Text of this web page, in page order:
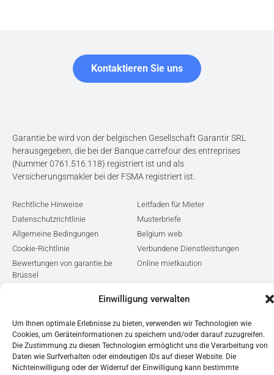
Einwilligung verwalten
Um Ihnen optimale Erlebnisse zu bieten, verwenden wir Technologien wie
Cookies, um Geräteinformationen zu speichern und/oder darauf zuzugreifen.
Die Zustimmung zu diesen Technologien ermöglicht uns die Verarbeitung von
Daten wie Surfverhalten oder eindeutigen IDs auf dieser Website. Die
Nichteinwilligung oder der Widerruf der Einwilligung kann bestimmte
Kontaktieren Sie uns
Garantie.be wird von der belgischen Gesellschaft Garantir SRL
herausgegeben, die bei der Banque carrefour des entreprises
(Nummer 0761.516.118) registriert ist und als
Versicherungsmakler bei der FSMA registriert ist.
Rechtliche Hinweise
Datenschutzrichtlinie
Allgemeine Bedingungen
Cookie-Richtlinie
Bewertungen von garantie.be
Leitfaden für Mieter
Musterbriefe
Belgium web
Verbundene Dienstleistungen
Online mietkaution
Brüssel
Korfine
e-DEPO